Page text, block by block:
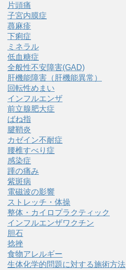
片頭痛
子宮内膜症
蕁麻疹
下痢症
ミネラル
低血糖症
全般性不安障害(GAD)
肝機能障害（肝機能異常）
回転性めまい
インフルエンザ
前立腺肥大症
ばね指
腱鞘炎
カゼイン不耐症
腰椎すべり症
感染症
踵の痛み
紫斑病
電磁波の影響
ストレッチ・体操
整体・カイロプラクティック
インフルエンザワクチン
胆石
捻挫
食物アレルギー
生体化学的問題に対する施術方法